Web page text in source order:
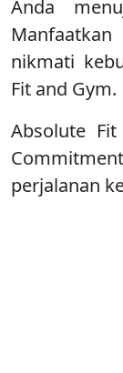
Anda
nikmati
Fit and Gym.
Absolute
perjalanan